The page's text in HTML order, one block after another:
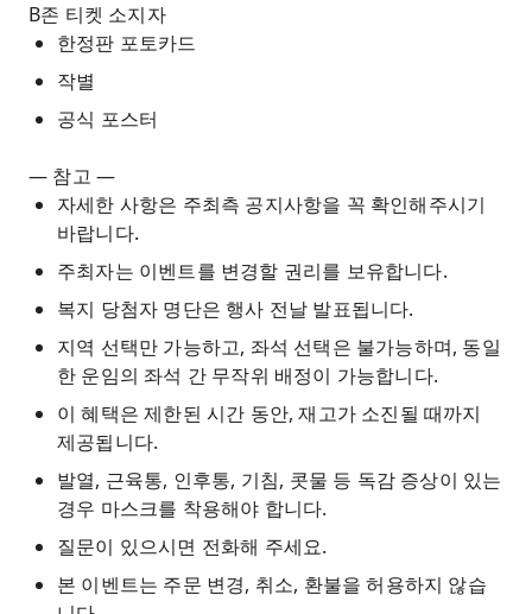
B존 티켓 소지자
한정판 포토카드
작별
공식 포스터
— 참고 —
자세한 사항은 주최측 공지사항을 꼭 확인해주시기
바랍니다.
주최자는 이벤트를 변경할 권리를 보유합니다.
복지 당첨자 명단은 행사 전날 발표됩니다.
지역 선택만 가능하고, 좌석 선택은 불가능하며, 동일
한 운임의 좌석 간 무작위 배정이 가능합니다.
이 혜택은 제한된 시간 동안, 재고가 소진될 때까지
제공됩니다.
발열, 근육통, 인후통, 기침, 콧물 등 독감 증상이 있는
경우 마스크를 착용해야 합니다.
질문이 있으시면 전화해 주세요.
본 이벤트는 주문 변경, 취소, 환불을 허용하지 않습